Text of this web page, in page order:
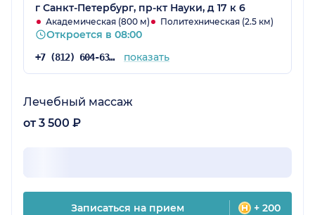
г Санкт-Петербург, пр-кт Науки, д 17 к 6
Академическая (800 м) Политехническая (2.5 км)
Откроется в 08:00
+7 (812) 604-63-46 показать
Лечебный массаж
от 3 500 ₽
Записаться на прием + 200